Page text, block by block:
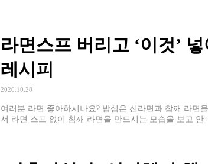
라면스프 버리고 ‘이것’
레시피
2020.10.28
여러분 라면 좋아하시나요? 밥심은 신라면과 참깨 라면
서 라면 스프 없이 참깨 라면을 만드시는 모습을 보고 안